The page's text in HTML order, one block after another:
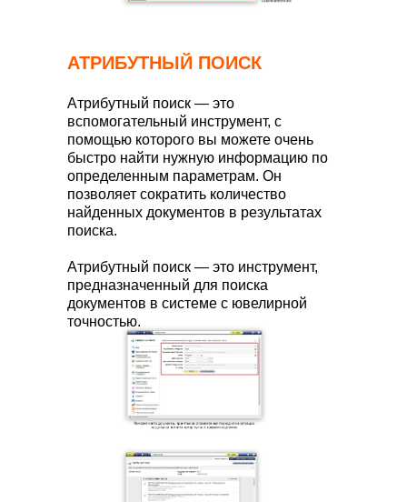
АТРИБУТНЫЙ ПОИСК
Атрибутный поиск — это
вспомогательный инструмент, с
помощью которого вы можете очень
быстро найти нужную информацию по
определенным параметрам. Он
позволяет сократить количество
найденных документов в результатах
поиска.
Атрибутный поиск — это инструмент,
предназначенный для поиска
документов в системе с ювелирной
точностью.